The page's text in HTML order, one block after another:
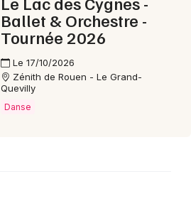
Je m'abonne
Ballet & Orchestre -
Tournée 2026
Le 17/10/2026
Zénith de Rouen - Le Grand-
Quevilly
Danse